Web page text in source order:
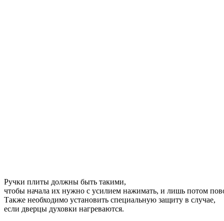
Ручки плиты должны быть такими,
чтобы начала их нужно с усилием нажимать, и лишь потом
Также необходимо установить специальную защиту в случае,
если дверцы духовки нагреваются.